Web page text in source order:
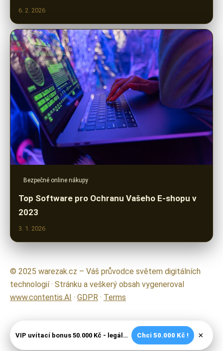
6. 2. 2026
Bezpečné online nákupy
Top Software pro Ochranu Vašeho E-shopu v
2023
3. 1. 2026
© 2025 warezak.cz – Váš průvodce světem digitálních
technologií · Stránku a veškerý obsah vygeneroval
www.contentis.AI · GDPR · Terms
VIP uvítací bonus 50.000 Kč - legální české kasíno Chci 50.000 Kč ! ×